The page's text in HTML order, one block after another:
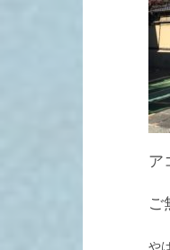
ア
ご
や